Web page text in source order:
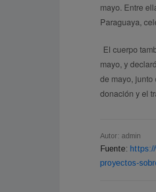
mayo. Entre
Paraguaya,
El cuerpo
mayo, y
de mayo,
donación y el
Autor: admin
Fuente:
proyectos-